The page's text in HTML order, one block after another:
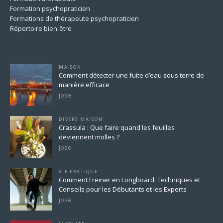
Formation psychopraticien
Formations de thérapeute psychopraticien
Répertoire bien-être
MAISON
Comment détecter une fuite d’eau sous terre de
manière efficace
jose
DIVERS MAISON
Crassula : Que faire quand les feuilles
deviennent molles ?
jose
VIE PRATIQUE
Comment Freiner en Longboard: Techniques et
Conseils pour les Débutants et les Experts
jose